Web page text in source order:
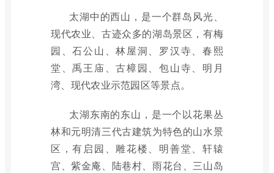
太湖中的西山，是一个群岛风光、
现代农业、古迹众多的湖岛景区，有梅
园、石公山、林屋洞、罗汉寺、春熙
堂、禹王庙、古樟园、包山寺、明月
湾、现代农业示范园区等景点。
太湖东南的东山，是一个以花果丛
林和元明清三代古建筑为特色的山水景
区，有启园、雕花楼、明善堂、轩辕
宫、紫金庵、陆巷村、雨花台、三山岛